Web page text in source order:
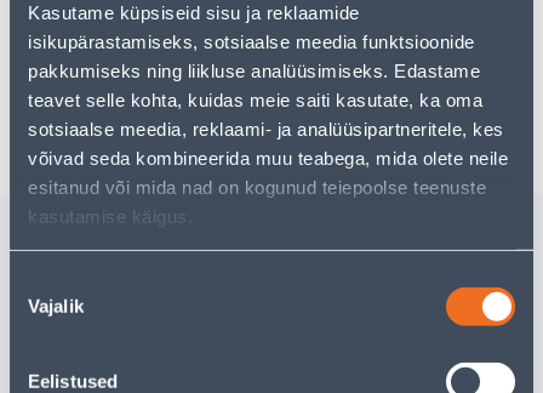
Kasutame küpsiseid sisu ja reklaamide
isikupärastamiseks, sotsiaalse meedia funktsioonide
pakkumiseks ning liikluse analüüsimiseks. Edastame
teavet selle kohta, kuidas meie saiti kasutate, ka oma
sotsiaalse meedia, reklaami- ja analüüsipartneritele, kes
võivad seda kombineerida muu teabega, mida olete neile
esitanud või mida nad on kogunud teiepoolse teenuste
kasutamise käigus.
valik
Vajalik
Eelistused
Предполагаемая доставка 4,19 € от 2-5 tööpäeva
Забрать в магазине, с 09.08.2026
Похожие продукты
Доставка